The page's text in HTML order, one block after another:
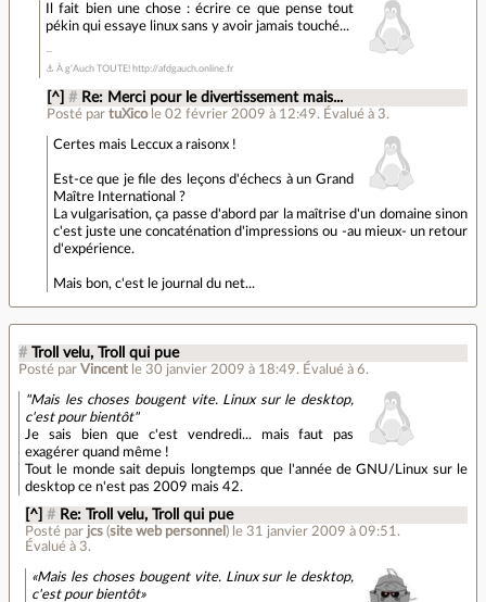
Il fait bien une chose : écrire ce que pense tout
pékin qui essaye linux sans y avoir jamais touché...
⚓ À g'Auch TOUTE! http://afdgauch.online.fr
[^] # Re: Merci pour le divertissement mais...
Posté par tuXico le 02 février 2009 à 12:49.Évalué à 3.
Certes mais Leccux a raisonx !
Est-ce que je file des leçons d'échecs à un Grand
Maître International ?
La vulgarisation, ça passe d'abord par la maîtrise d'un domaine sinon
c'est juste une concaténation d'impressions ou -au mieux- un retour
d'expérience.
Mais bon, c'est le journal du net...
# Troll velu, Troll qui pue
Posté par Vincent le 30 janvier 2009 à 18:49. Évalué à 6.
"Mais les choses bougent vite. Linux sur le desktop,
c'est pour bientôt"
Je sais bien que c'est vendredi... mais faut pas
exagérer quand même !
Tout le monde sait depuis longtemps que l'année de GNU/Linux sur le
desktop ce n'est pas 2009 mais 42.
[^] # Re: Troll velu, Troll qui pue
Posté par jcs (site web personnel ) le 31 janvier 2009 à 09:51 .
Évalué à 3.
Mais les choses bougent vite. Linux sur le desktop,
c'est pour bientôt